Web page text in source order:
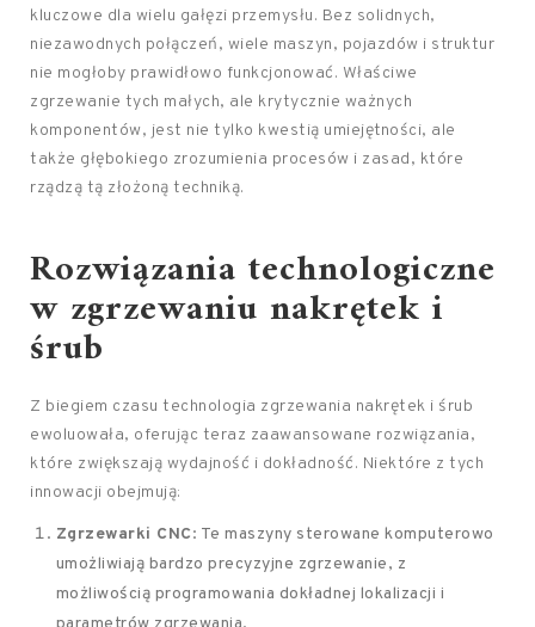
kluczowe dla wielu gałęzi przemysłu. Bez solidnych,
niezawodnych połączeń, wiele maszyn, pojazdów i struktur
nie mogłoby prawidłowo funkcjonować. Właściwe
zgrzewanie tych małych, ale krytycznie ważnych
komponentów, jest nie tylko kwestią umiejętności, ale
także głębokiego zrozumienia procesów i zasad, które
rządzą tą złożoną techniką.
Rozwiązania technologiczne
w zgrzewaniu nakrętek i
śrub
Z biegiem czasu technologia zgrzewania nakrętek i śrub
ewoluowała, oferując teraz zaawansowane rozwiązania,
które zwiększają wydajność i dokładność. Niektóre z tych
innowacji obejmują:
Zgrzewarki CNC: Te maszyny sterowane komputerowo
umożliwiają bardzo precyzyjne zgrzewanie, z
możliwością programowania dokładnej lokalizacji i